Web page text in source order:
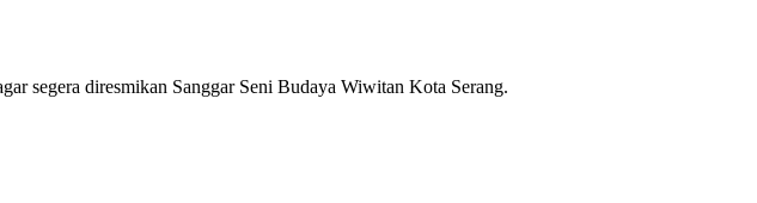
segera diresmikan Sanggar Seni Budaya Wiwitan Kota Serang.